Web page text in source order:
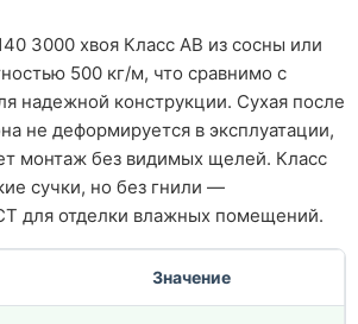
3000 хвоя Класс АВ из сосны или
500 кг/м, что сравнимо с
надежной конструкции. Сухая после
не деформируется в эксплуатации,
монтаж без видимых щелей. Класс
сучки, но без гнили —
для отделки влажных помещений.
Значение